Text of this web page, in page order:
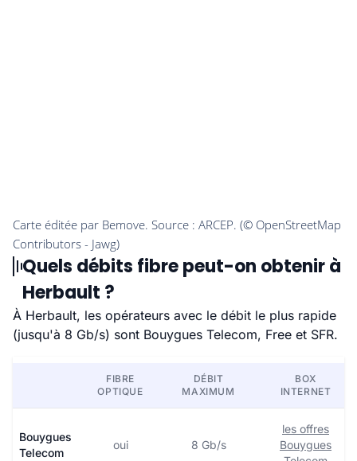
Quels débits fibre peut-on obtenir à
Herbault ?
À Herbault, les opérateurs avec le débit le plus rapide
(jusqu'à 8 Gb/s) sont Bouygues Telecom, Free et SFR.
FIBRE
OPTIQUE
DÉBIT
MAXIMUM
BOX
INTERNET
Bouygues
Telecom
oui 8 Gb/s
les offres
Bouygues